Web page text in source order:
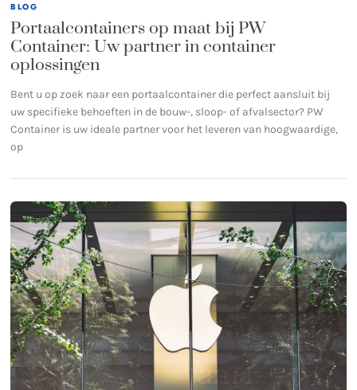
BLOG
Portaalcontainers op maat bij PW
Container: Uw partner in container
oplossingen
Bent u op zoek naar een portaalcontainer die perfect aansluit bij
uw specifieke behoeften in de bouw-, sloop- of afvalsector? PW
Container is uw ideale partner voor het leveren van hoogwaardige,
op